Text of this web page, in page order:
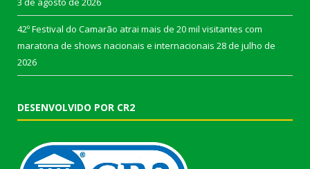
42º Festival do Camarão atrai mais de 20 mil visitantes com
maratona de shows nacionais e internacionais 28 de julho de
2026
DESENVOLVIDO POR CR2